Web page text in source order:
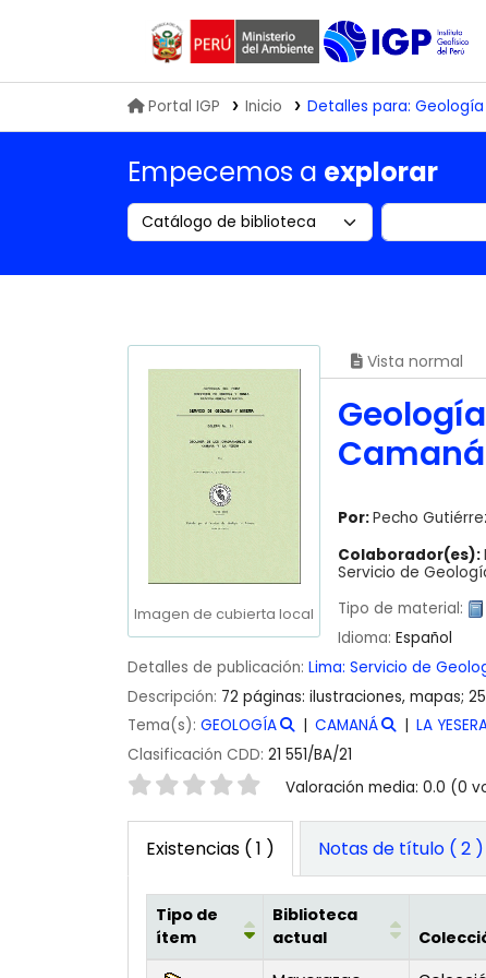
Biblioteca IGP
Portal IGP Inicio Detalles para:
Empecemos a explorar
Search the catalog by: Buscar
Imagen de cubierta local
Vista normal
Por:Pecho
Colaborador(es):
Servicio de
Tipo de material:
Idioma: Español
Detalles de publicación: Lima: Servicio de
Descripción: 72 páginas: ilustraciones, mapas;
Tema(s): GEOLOGÍA CAMANÁ LA
Clasificación CDD: 21 551/BA/21
Valoración Valoración media: 0.0 (0
Existencias ( 1 ) Notas de título ( 2 )
Existencias
Tipo de
ítem
Biblioteca
actual